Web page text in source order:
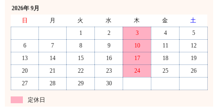
2026年 9月
日
月 火 水 木 金
土
1
2 3 4
5
6
7 8 9 10 11
12
13
14 15 16 17 18
19
20
21 22 23 24 25
26
27
28 29 30
定休日